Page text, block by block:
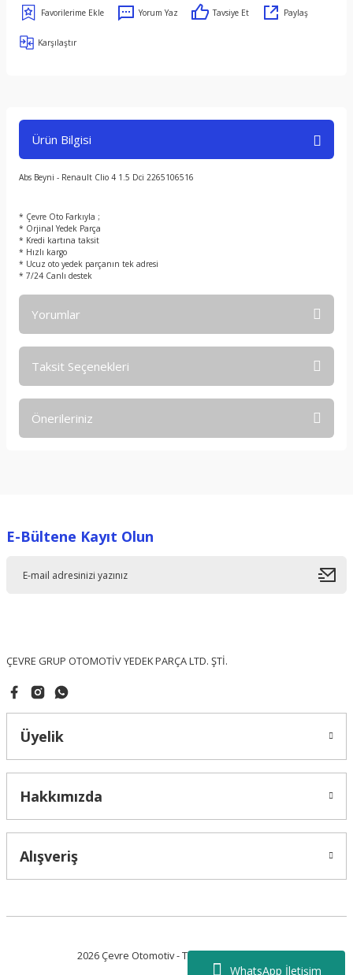
WhatsApp İletişim
Yorum Yaz Tavsiye Et Paylaş
Karşılaştır
Ürün Bilgisi
Abs Beyni - Renault Clio 4 1.5 Dci 2265106516
* Çevre Oto Farkıyla ;
* Orjinal Yedek Parça
* Kredi kartına taksit
* Hızlı kargo
* Ucuz oto yedek parçanın tek adresi
* 7/24 Canlı destek
Yorumlar
Taksit Seçenekleri
Önerileriniz
Ürün resmi kalitesiz, bozuk veya görüntülenemiyor.
E-Bültene Kayıt Olun
ÇEVRE GRUP OTOMOTİV YEDEK PARÇA LTD. ŞTİ.
Üyelik
Hakkımızda
Alışveriş
2026 Çevre Otomotiv - Tüm Hakları Saklıdır.